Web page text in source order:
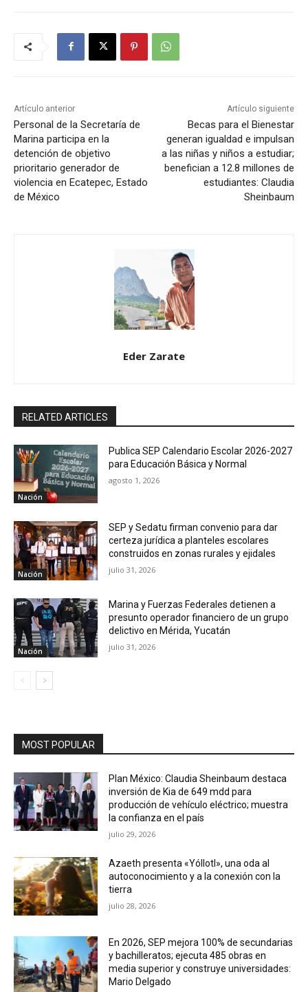
Artículo anterior
Personal de la Secretaría de
Marina participa en la
detención de objetivo
prioritario generador de
violencia en Ecatepec, Estado
de México
Artículo siguiente
Becas para el Bienestar
generan igualdad e impulsan
a las niñas y niños a estudiar;
benefician a 12.8 millones de
estudiantes: Claudia
Sheinbaum
Eder Zarate
RELATED ARTICLES
Nación
Publica SEP Calendario Escolar 2026-2027
para Educación Básica y Normal
agosto 1, 2026
Nación
SEP y Sedatu firman convenio para dar
certeza jurídica a planteles escolares
construidos en zonas rurales y ejidales
julio 31, 2026
Nación
Marina y Fuerzas Federales detienen a
presunto operador financiero de un grupo
delictivo en Mérida, Yucatán
julio 31, 2026
MOST POPULAR
Plan México: Claudia Sheinbaum destaca
inversión de Kia de 649 mdd para
producción de vehículo eléctrico; muestra
la confianza en el país
julio 29, 2026
Azaeth presenta «Yóllotl», una oda al
autoconocimiento y a la conexión con la
tierra
julio 28, 2026
En 2026, SEP mejora 100% de secundarias
y bachilleratos; ejecuta 485 obras en
media superior y construye universidades:
Mario Delgado